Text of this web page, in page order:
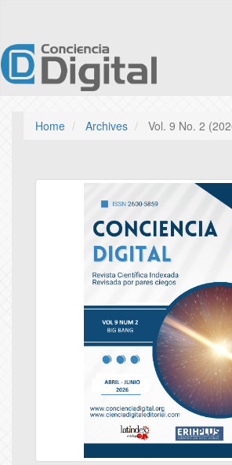
page
content
Main
Content
Home Archives Vol. 9 No. 2